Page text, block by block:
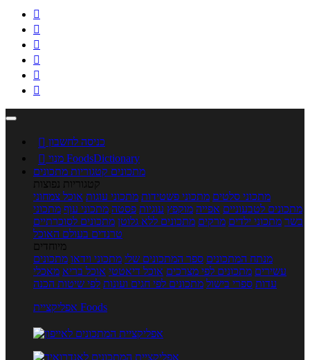






 כניסה לחשבון

מנוי FoodsDictionary
מתכונים קטגוריות מתכונים
קטגוריות נפוצות
מתכוני סלטים מתכוני פשטידות מתכוני עוגות אוכל צמחוני
מתכונים לטבעוניים אפייה מוקפץ עוגיות פסטה מתכוני עוף מתכוני
בשר מתכוני ילדים מרקים מתכונים ללא גלוטן מתכונים לסוכרתיים
טרנדים בעולם האוכל
מיוחדים
מנתח המתכונים ספר המתכונים שלי מתכוני וידאו מתכונים
עשירים מתכונים לפי מצרכים אוכל דיאטטי אוכל בריא מאכלי
עדות ספרי בישול מתכונים לפי חגים ועונות לפי שיטות הכנה
אפליקציית Foods